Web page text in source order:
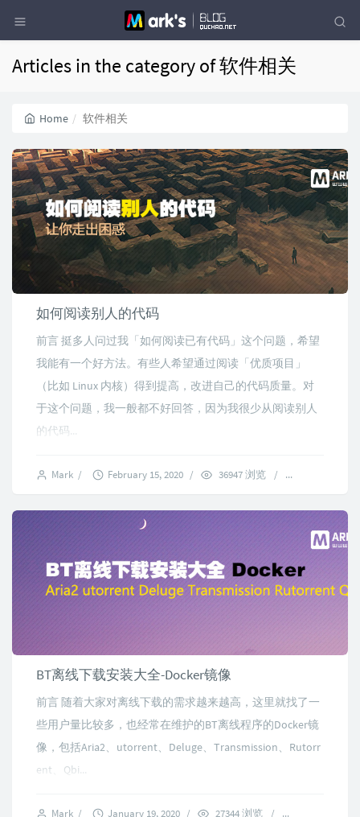
Articles in the category of 软件相关
Home 软件相关
如何阅读别人的代码
前言 挺多人问过我「如何阅读已有代码」这个问题，希望
我能有一个好方法。有些人希望通过阅读「优质项目」
（比如 Linux 内核）得到提高，改进自己的代码质量。对
于这个问题，我一般都不好回答，因为我很少从阅读别人
的代码...
Mark / February 15, 2020 / 36947 浏览 /
BT离线下载安装大全-Docker镜像
前言 随着大家对离线下载的需求越来越高，这里就找了一
些用户量比较多，也经常在维护的BT离线程序的Docker镜
像，包括Aria2、utorrent、Deluge、Transmission、Rutorr
ent、Qbi...
Mark / January 19, 2020 / 27344 浏览 /